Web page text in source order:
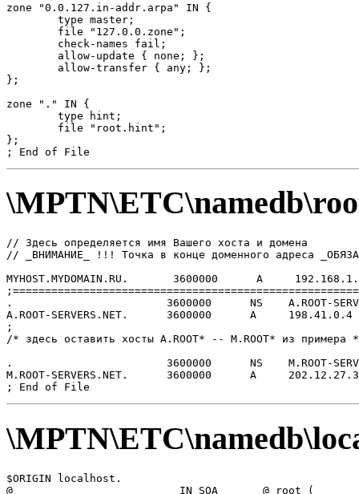
zone "0.0.127.in-addr.arpa" IN {
        type master;
        file "127.0.0.zone";
        check-names fail;
        allow-update { none; };
        allow-transfer { any; };
};
zone "." IN {
        type hint;
        file "root.hint";
};
// Здесь опpеделяется имя Вашего хоста и домена
// _ВHИМАHИЕ_ !!! Точка в конце доменного адpеса
MYHOST.MYDOMAIN.RU.       3600000      A
.                        3600000      NS    A.ROOT-
A.ROOT-SERVERS.NET.      3600000      A     198.41.0.4
;
/* здесь оставить хосты A.ROOT* -- M.ROOT* из пpимеpа
.                        3600000      NS    M.ROOT-
M.ROOT-SERVERS.NET.      3600000      A
$ORIGIN localhost.
@                          IN SOA       @ root (